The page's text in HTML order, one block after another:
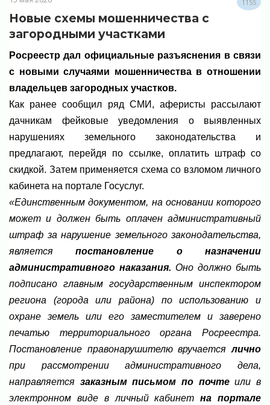
1155
Новые схемы мошенничества с
загородными участками
Росреестр дал официальные разъяснения в связи
с новыми случаями мошенничества в отношении
владельцев загородных участков.
Как ранее сообщил ряд СМИ, аферисты рассылают
дачникам фейковые уведомления о выявленных
нарушениях земельного законодательства и
предлагают, перейдя по ссылке, оплатить штраф со
скидкой. Затем применяется схема со взломом личного
кабинета на портале Госуслуг.
«Единственным документом, на основании которого
может и должен быть оплачен административный
штраф за нарушение земельного законодательства,
являетсяпостановление о назначении
административного наказания. Оно должно быть
подписано главным государственным инспектором
региона (города или района) по использованию и
охране земель или его заместителем и заверено
печатью территориального органа Росреестра.
Постановление правонарушителю вручаетсялично
при рассмотрении административного дела,
направляется заказным письмом по почтеили в
электронном виде в личный кабинетна портале